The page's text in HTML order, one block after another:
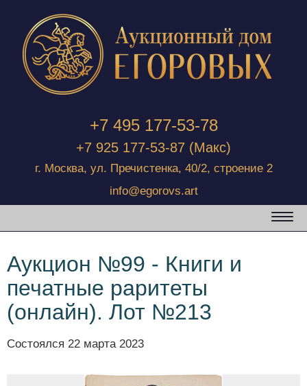
+7 495 177-53-78
+7 925 177-53-87 (Макс)
г. Москва, ул. Пречистенка, 40/2, строение 2
info@egorovs.art
Аукцион №99 - Книги и
печатные раритеты
(онлайн). Лот №213
Состоялся 22 марта 2023